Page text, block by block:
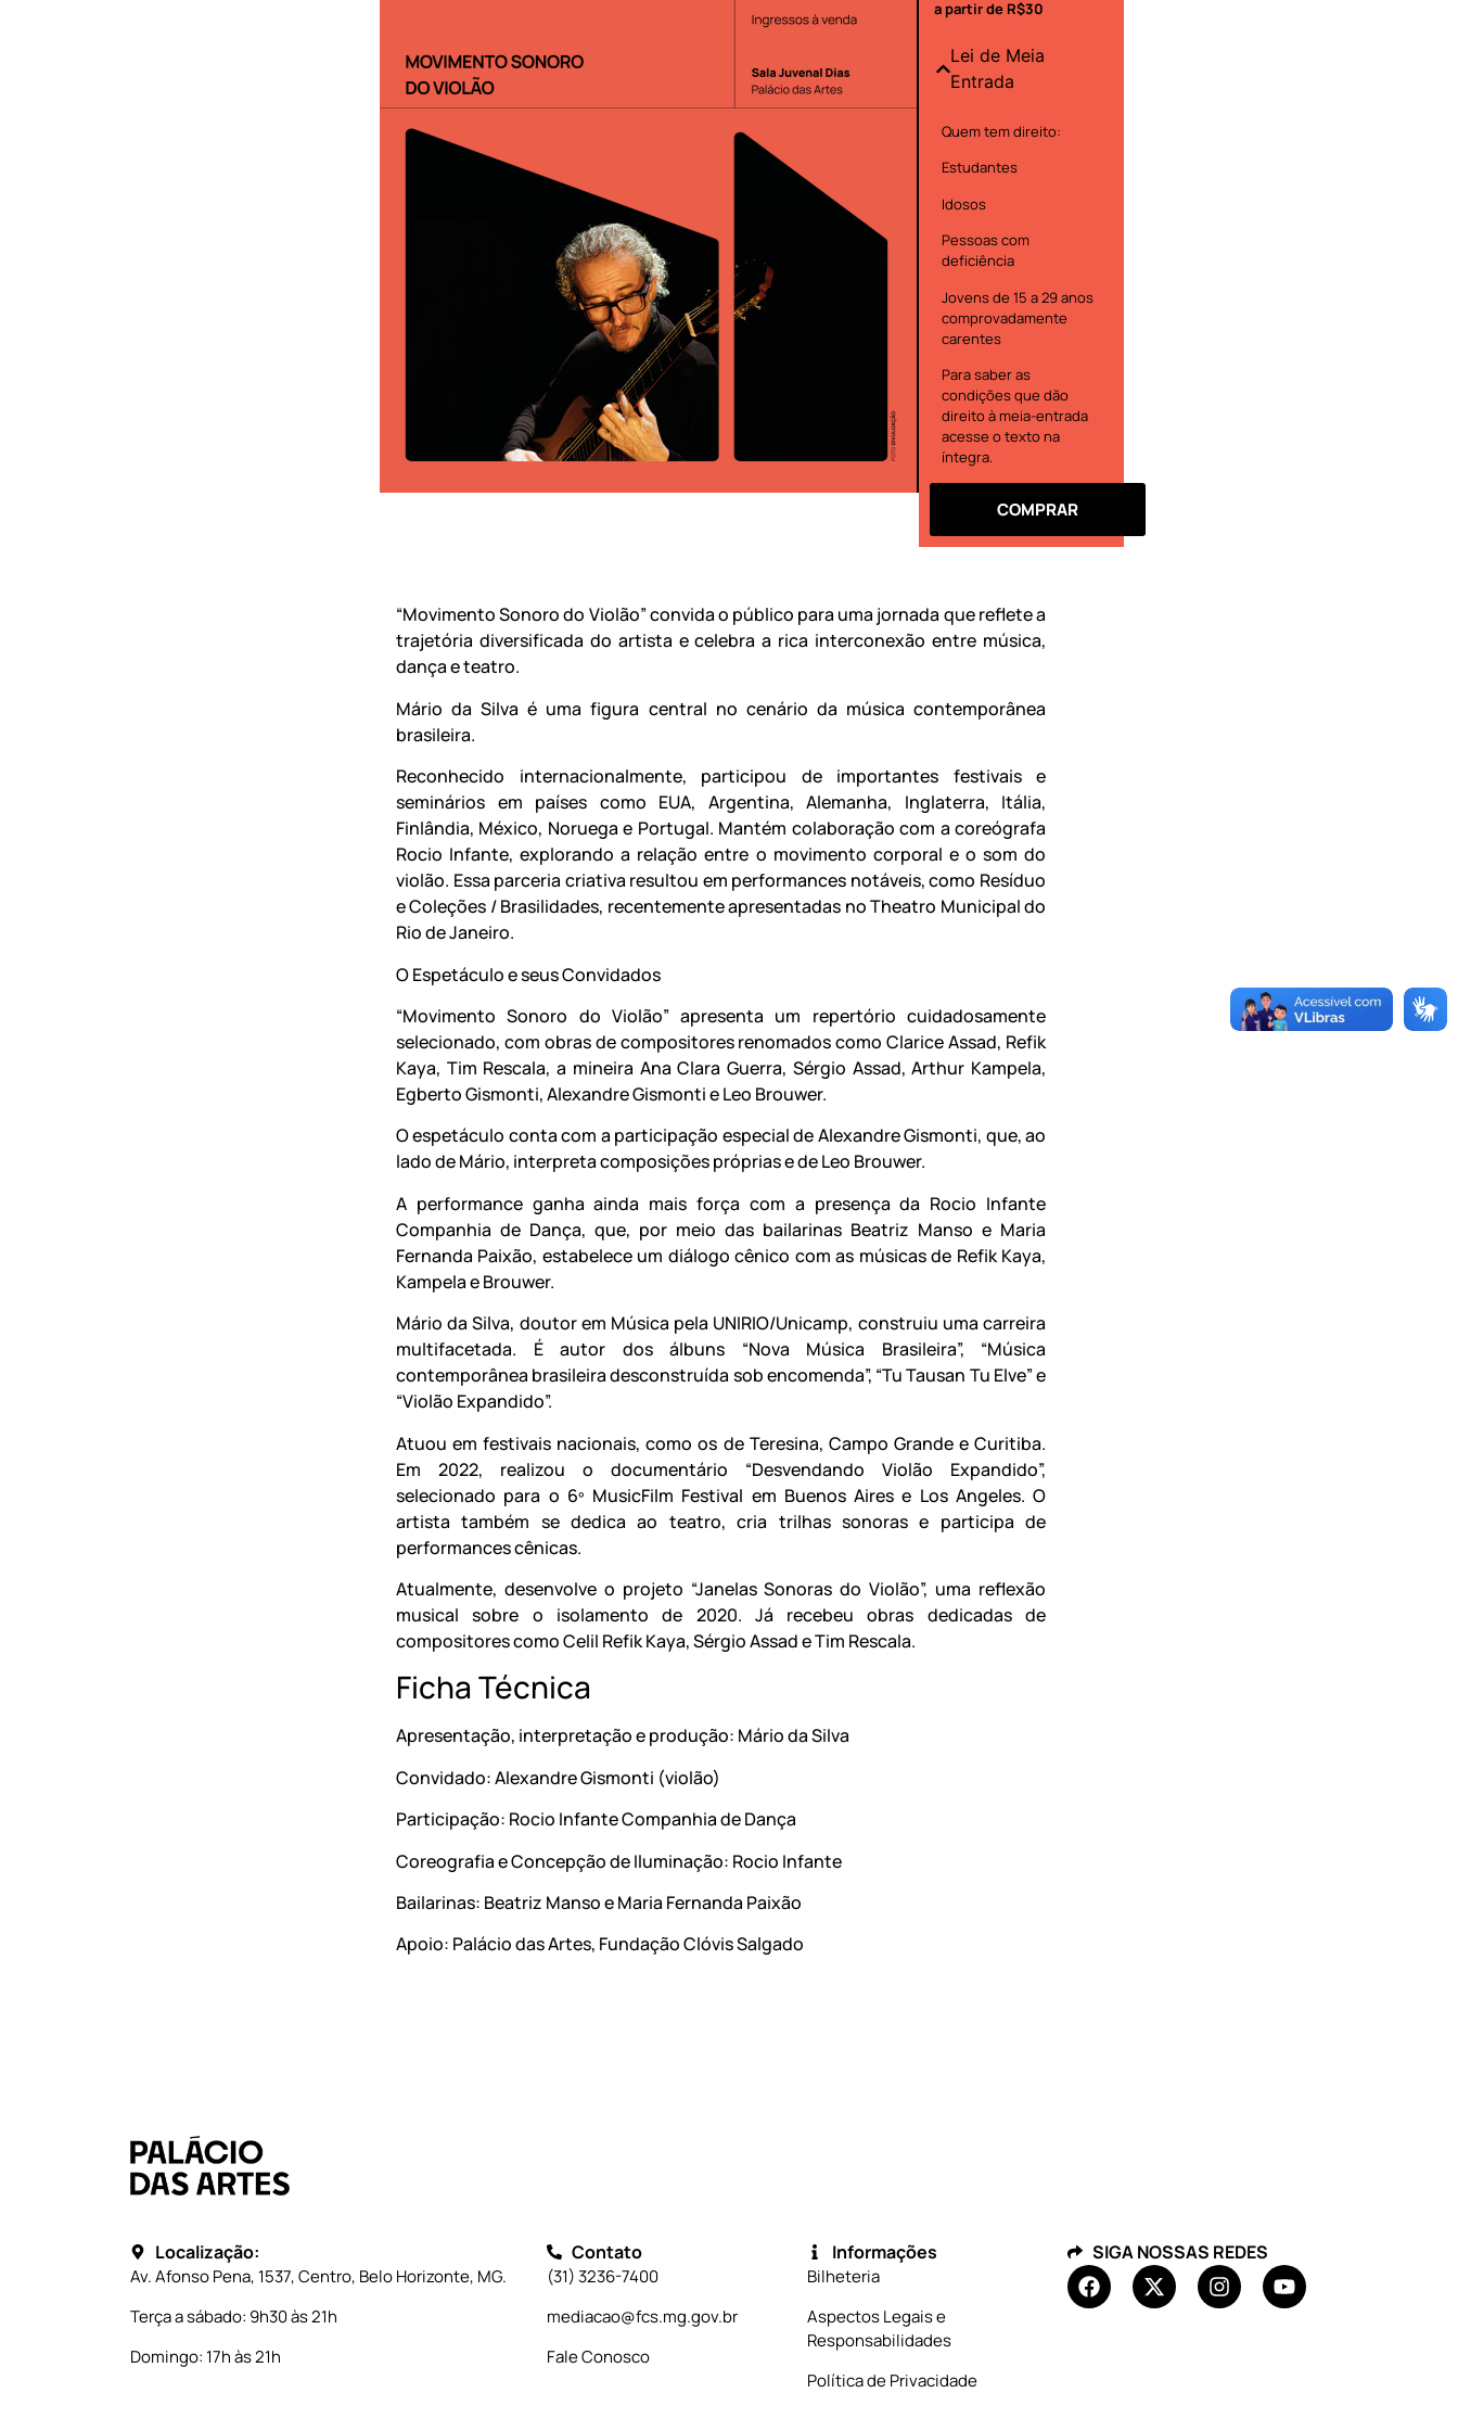
a partir de R$30
Lei de Meia
Entrada
Quem tem direito:
Estudantes
Idosos
Pessoas com
deficiência
Jovens de 15 a 29 anos
comprovadamente
carentes
Para saber as
condições que dão
direito à meia-entrada
acesse o texto na
íntegra.
COMPRAR
“Movimento Sonoro do Violão” convida o público para uma jornada que reflete a
trajetória diversificada do artista e celebra a rica interconexão entre música,
dança e teatro.
Mário da Silva é uma figura central no cenário da música contemporânea
brasileira.
Reconhecido internacionalmente, participou de importantes festivais e
seminários em países como EUA, Argentina, Alemanha, Inglaterra, Itália,
Finlândia, México, Noruega e Portugal. Mantém colaboração com a coreógrafa
Rocio Infante, explorando a relação entre o movimento corporal e o som do
violão. Essa parceria criativa resultou em performances notáveis, como Resíduo
e Coleções / Brasilidades, recentemente apresentadas no Theatro Municipal do
Rio de Janeiro.
O Espetáculo e seus Convidados
“Movimento Sonoro do Violão” apresenta um repertório cuidadosamente
selecionado, com obras de compositores renomados como Clarice Assad, Refik
Kaya, Tim Rescala, a mineira Ana Clara Guerra, Sérgio Assad, Arthur Kampela,
Egberto Gismonti, Alexandre Gismonti e Leo Brouwer.
O espetáculo conta com a participação especial de Alexandre Gismonti, que, ao
lado de Mário, interpreta composições próprias e de Leo Brouwer.
A performance ganha ainda mais força com a presença da Rocio Infante
Companhia de Dança, que, por meio das bailarinas Beatriz Manso e Maria
Fernanda Paixão, estabelece um diálogo cênico com as músicas de Refik Kaya,
Kampela e Brouwer.
Mário da Silva, doutor em Música pela UNIRIO/Unicamp, construiu uma carreira
multifacetada. É autor dos álbuns “Nova Música Brasileira”, “Música
contemporânea brasileira desconstruída sob encomenda”, “Tu Tausan Tu Elve” e
“Violão Expandido”.
Atuou em festivais nacionais, como os de Teresina, Campo Grande e Curitiba.
Em 2022, realizou o documentário “Desvendando Violão Expandido”,
selecionado para o 6º MusicFilm Festival em Buenos Aires e Los Angeles. O
artista também se dedica ao teatro, cria trilhas sonoras e participa de
performances cênicas.
Atualmente, desenvolve o projeto “Janelas Sonoras do Violão”, uma reflexão
musical sobre o isolamento de 2020. Já recebeu obras dedicadas de
compositores como Celil Refik Kaya, Sérgio Assad e Tim Rescala.
Ficha Técnica
Apresentação, interpretação e produção: Mário da Silva
Convidado: Alexandre Gismonti (violão)
Participação: Rocio Infante Companhia de Dança
Coreografia e Concepção de Iluminação: Rocio Infante
Bailarinas: Beatriz Manso e Maria Fernanda Paixão
Apoio: Palácio das Artes, Fundação Clóvis Salgado
Localização:
Av. Afonso Pena, 1537, Centro, Belo Horizonte, MG.
Terça a sábado: 9h30 às 21h
Domingo: 17h às 21h
Contato
(31) 3236-7400
mediacao@fcs.mg.gov.br
Fale Conosco
Informações
Bilheteria
Aspectos Legais e
Responsabilidades
Política de Privacidade
SIGA NOSSAS REDES